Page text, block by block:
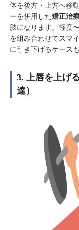
体を後方・上方へ移
ーを併用した矯正治療
肢になります。軽度
を組み合わせてスマ
に引き下げるケースも
3. 上唇を上げ
達）